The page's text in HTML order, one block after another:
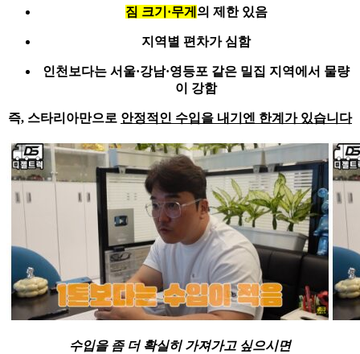
짐 크기·무게 의 제한 있음
지역별 편차가 심함
인천보다는 서울·강남·영등포 같은 밀집 지역에서 물량
이 강함
즉, 스타리아만으로 안정적인 수입을 내기엔 한계가 있습니다
수입을 좀 더 확실히 가져가고 싶으시면